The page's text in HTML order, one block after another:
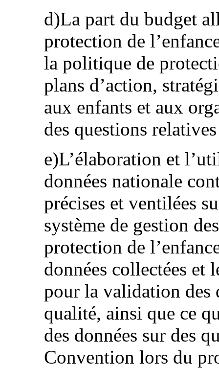
d)La part du budget
protection de
la politique de
plans d’action,
aux enfants et aux
des questions
e)L’élaboration et
données nationale
précises et ventilées
système de gestion
protection de
données collectées et
pour la validation des
qualité, ainsi que ce
des données sur des
Convention lors du